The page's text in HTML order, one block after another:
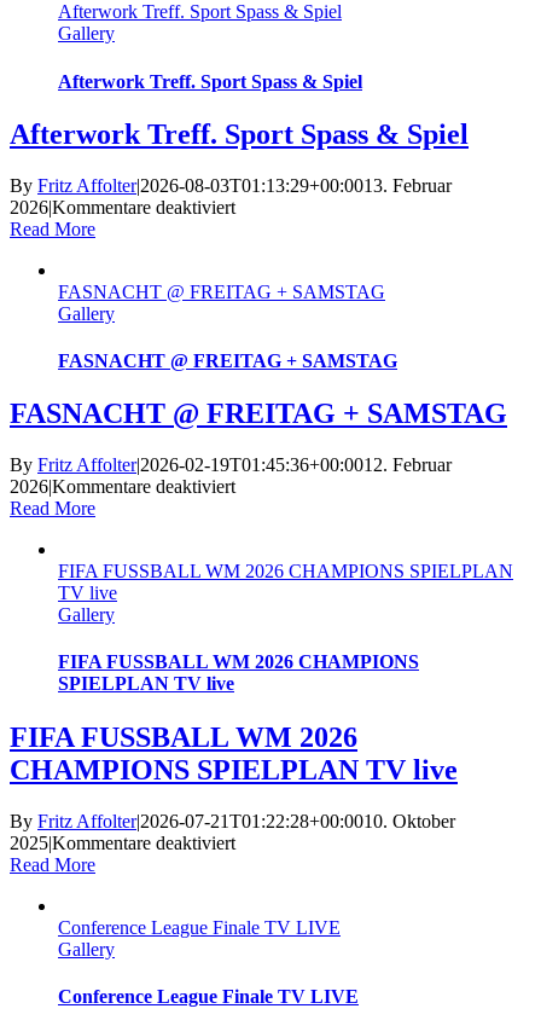
Miteinander
Afterwork Treff. Sport Spass & Spiel
Gallery
Afterwork Treff. Sport Spass & Spiel
Afterwork Treff. Sport Spass & Spiel
By Fritz Affolter|2026-08-03T01:13:29+00:0013. Februar
2026|Kommentare deaktiviertfür
Spass
Read More
FASNACHT @ FREITAG + SAMSTAG
Gallery
FASNACHT @ FREITAG + SAMSTAG
FASNACHT @ FREITAG + SAMSTAG
By Fritz Affolter|2026-02-19T01:45:36+00:0012. Februar
2026|Kommentare deaktiviertfür
+
Read More
FIFA FUSSBALL WM 2026 CHAMPIONS SPIELPLAN
TV live
Gallery
FIFA FUSSBALL WM 2026 CHAMPIONS
SPIELPLAN TV live
FIFA FUSSBALL WM 2026
CHAMPIONS SPIELPLAN TV live
By Fritz Affolter|2026-07-21T01:22:28+00:0010. Oktober
2025|Kommentare deaktiviertfür
2026
TV
Read More
Conference League Finale TV LIVE
Gallery
Conference League Finale TV LIVE